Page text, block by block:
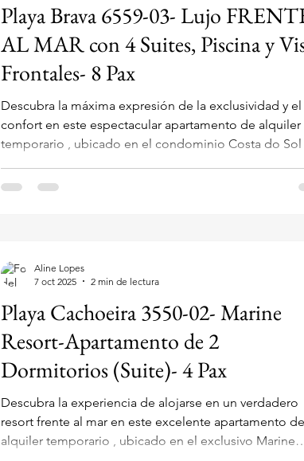
Playa Brava 6559-03- Lujo
AL MAR con 4 Suites, Piscina y
Frontales- 8 Pax
Descubra la máxima expresión de la exclusividad y el
confort en este espectacular apartamento de alquiler
temporario , ubicado en el condominio Costa do Sol
Florianópolis . Situado en la Av. Tom Traugott Wildi
buscan una experiencia inigualable, con capaci
Playa Cachoeira 3550-02- Marine
Resort-Apartamento de 2
Dormitorios (Suite)- 4 Pax
Descubra la experiencia de alojarse en un verdadero
resort frente al mar en este excelente apartamento de
alquiler temporario , ubicado en el exclusivo Marine
Aline Lopes
7 oct 2025
2 min de lectura